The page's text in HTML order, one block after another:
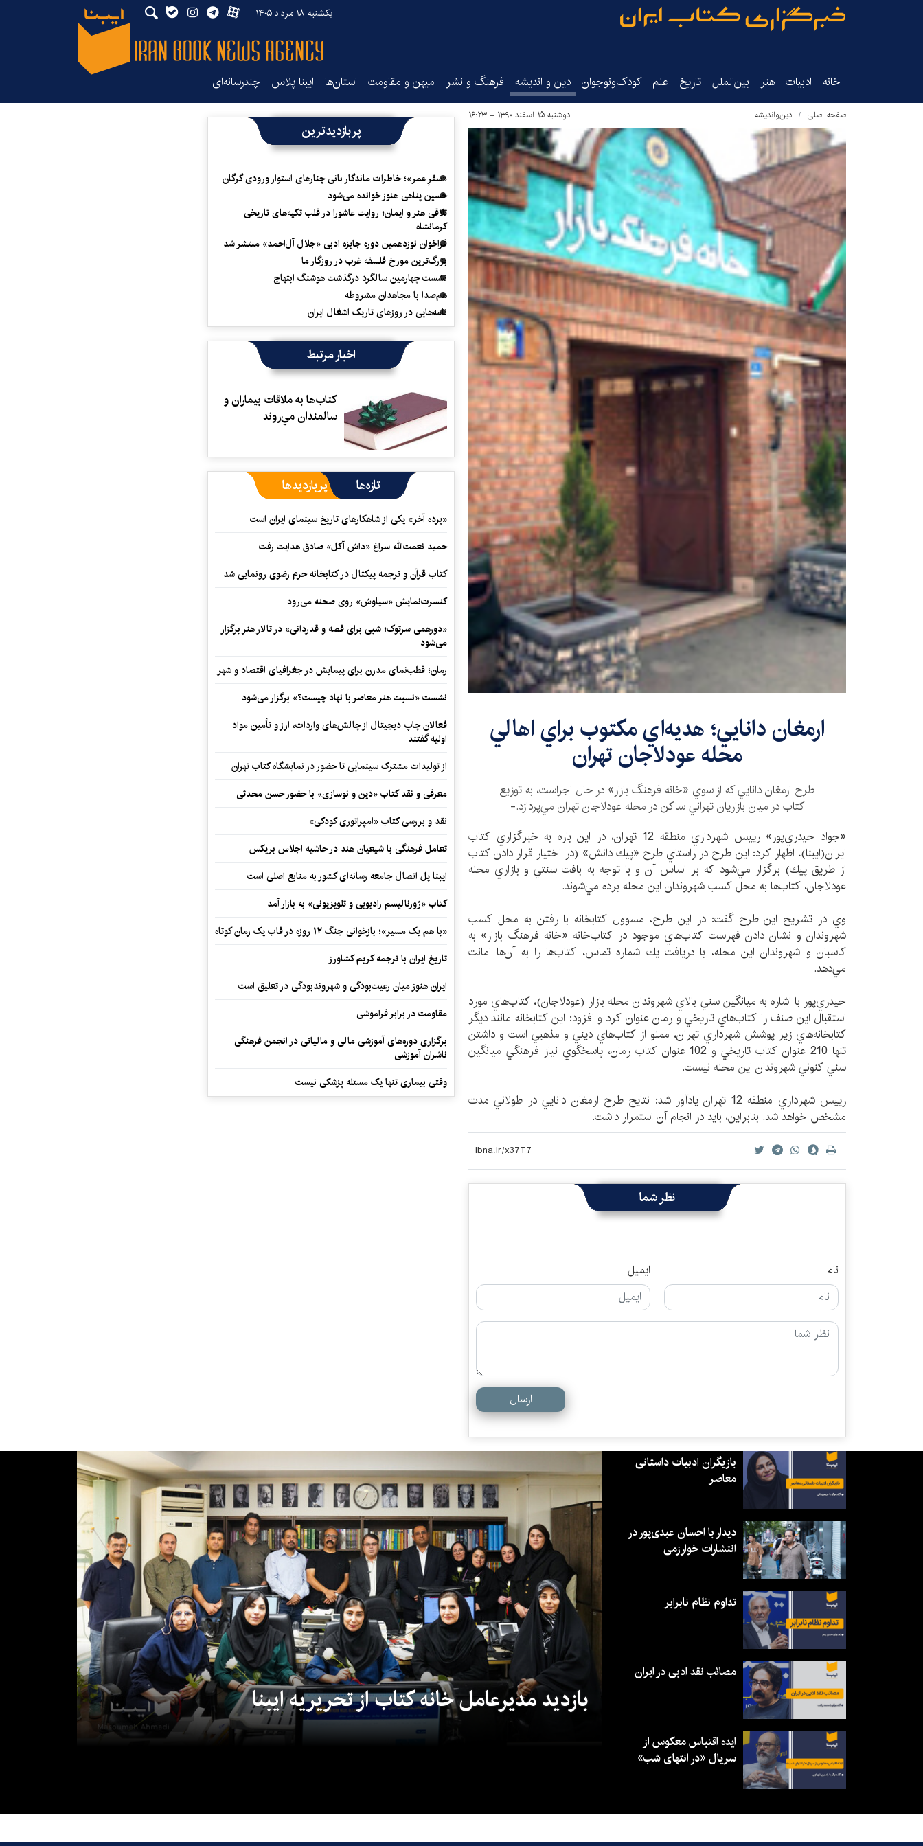
یکشنبه ۱۸ مرداد ۱۴۰۵
خانه ادبیات هنر بین‌الملل تاریخ‌ علم کودک‌ونوجوان دین و اندیشه فرهنگ و نشر میهن و مقاومت استان‌ها ایبنا پلاس چندرسانه‌ای
صفحه اصلی دین‌واندیشه دوشنبه ۱۵ اسفند ۱۳۹۰ - ۱۶:۲۳
ارمغان دانايي؛ هديه‌اي مكتوب براي اهالي
محله عودلاجان تهران
طرح ارمغان دانايي كه از سوي «خانه فرهنگ بازار» در حال اجراست، به توزيع
كتاب در ميان بازاريان تهراني ساكن در محله عودلاجان تهران مي‌پردازد.-
«جواد حيدري‌پور» رييس شهرداري منطقه 12 تهران، در اين باره به خبرگزاري كتاب
ايران(ايبنا)، اظهار كرد: اين طرح در راستاي طرح «پيك دانش» (در اختيار قرار دادن كتاب
از طريق پيك) برگزار مي‌شود كه بر اساس آن و با توجه به بافت سنتي و بازاري محله
عودلاجان، كتاب‌ها به محل كسب شهروندان اين محله برده مي‌شوند.
وي در تشريح اين طرح گفت: در اين طرح، مسوول كتابخانه با رفتن به محل كسب
شهروندان و نشان دادن فهرست كتاب‌هاي موجود در كتاب‌خانه «خانه فرهنگ بازار» به
كاسبان و شهروندان اين محله، با دريافت يك شماره تماس، كتاب‌ها را به آن‌ها امانت
مي‌دهد.
حيدري‌پور با اشاره به ميانگين سني بالاي شهروندان محله بازار (عودلاجان)، كتاب‌هاي مورد
استقبال اين صنف را كتاب‌هاي تاريخي و رمان عنوان كرد و افزود: اين كتابخانه مانند ديگر
كتابخانه‌‌هاي زير پوشش شهرداري تهران، مملو از كتاب‌هاي ديني و مذهبي است و داشتن
تنها 210 عنوان كتاب ‌‌تاريخي و 102 عنوان كتاب رمان، پاسخگوي نياز فرهنگي ميانگين
سني كنوني شهروندان اين محله نيست.
رييس شهرداري منطقه 12 تهران يادآور شد: نتايج طرح ارمغان دانايي در طولاني مدت
مشخص خواهد شد. بنابراين، بايد در انجام آن استمرار داشت.
نظر شما
نام ایمیل
ارسال
پربازدیدترین
«سفرِ عمر»؛ خاطرات ماندگار بانی چنارهای استوار ورودی گرگان
حسین پناهی هنوز خوانده می‌شود
تلاقی هنر و ایمان؛ روایت عاشورا در قلب تکیه‌های تاریخی
کرمانشاه
فراخوان نوزدهمین دوره جایزه ادبی «جلال آل‌احمد» منتشر شد
بزرگ‌ترین مورخ فلسفه غرب در روزگار ما
نشست چهارمین سالگرد درگذشت هوشنگ ابتهاج
هم‌صدا با مجاهدان مشروطه
نامه‌هایی در روزهای تاریک اشغال ایران
اخبار مرتبط
كتاب‌ها به ملاقات بيماران و
سالمندان مي‌روند
تازه‌ها پربازدیدها
«پرده آخر» یکی از شاهکارهای تاریخ سینمای ایران است
حمید نعمت‌‏الله سراغ «داش آکل» صادق هدایت رفت
کتاب قرآن و ترجمه پیکتال در کتابخانه حرم رضوی رونمایی شد
کنسرت‌نمایش «سیاوش» روی صحنه می‌رود
«دورهمی سرتوک؛ شبی برای قصه و قدردانی» در تالار هنر برگزار
می‌شود
رمان؛ قطب‌نمای مدرن برای پیمایش در جغرافیای اقتصاد و شهر
نشست «نسبت هنر معاصر با نهاد چیست؟» برگزار می‌شود
فعالان چاپ دیجیتال از چالش‌های واردات، ارز و تأمین مواد
اولیه گفتند
از تولیدات مشترک سینمایی تا حضور در نمایشگاه کتاب تهران
معرفی و نقد کتاب «دین و نوسازی» با حضور حسن محدثی
نقد و بررسی کتاب «امپراتوری کودکی»
تعامل فرهنگی با شیعیان هند در حاشیه اجلاس بریکس
ایبنا پل اتصال جامعه رسانه‌ای کشور به منابع اصلی است
کتاب «ژورنالیسم رادیویی و تلویزیونی» به بازار آمد
«با هم یک مسیر»؛ بازخوانی جنگ ۱۲ روزه در قاب یک رمان کوتاه
تاریخ ایران با ترجمه کریم کشاورز
ایران هنوز میان رعیت‌بودگی و شهروندبودگی در تعلیق است
مقاومت در برابر فراموشی
برگزاری دوره‌های آموزشی مالی و مالیاتی در انجمن فرهنگی
ناشران آموزشی
وقتی بیماری تنها یک مسئله پزشکی نیست
بازدید مدیرعامل خانه کتاب از تحریریه ایبنا
بازیگران ادبیات داستانی
معاصر
دیدار با احسان عبدی‌پور در
انتشارات خوارزمی
تداوم نظام نابرابر
مصائب نقد ادبی در ایران
ایده اقتباس معکوس از
سریال «در انتهای شب»